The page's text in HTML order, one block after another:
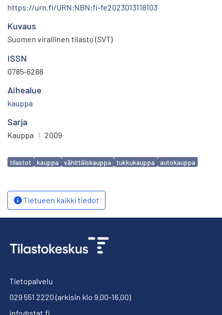
https://urn.fi/URN:NBN:fi-fe2023013118103
Kuvaus
Suomen virallinen tilasto (SVT)
ISSN
0785-6288
Aihealue
kauppa
Sarja
Kauppa | 2009
Avainsanat
tilastot kauppa vähittäiskauppa tukkukauppa autokauppa
Tietueen kaikki tiedot
Tietopalvelu
029 551 2220 (arkisin klo 9.00-16.00)
info@stat.fi